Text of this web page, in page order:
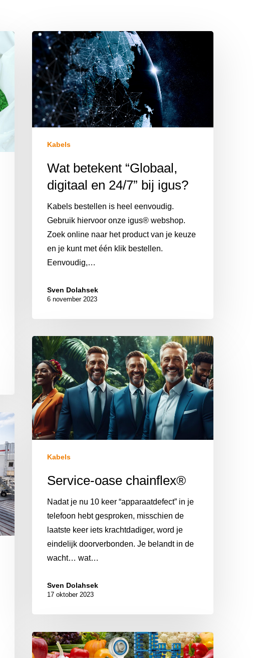
Kabels
Wat betekent “Globaal,
digitaal en 24/7” bij igus?
Kabels bestellen is heel eenvoudig.
Gebruik hiervoor onze igus® webshop.
Zoek online naar het product van je keuze
en je kunt met één klik bestellen.
Eenvoudig,…
Sven Dolahsek
6 november 2023
Kabels
Service-oase chainflex®
Nadat je nu 10 keer “apparaatdefect” in je
telefoon hebt gesproken, misschien de
laatste keer iets krachtdadiger, word je
eindelijk doorverbonden. Je belandt in de
wacht… wat…
Sven Dolahsek
17 oktober 2023